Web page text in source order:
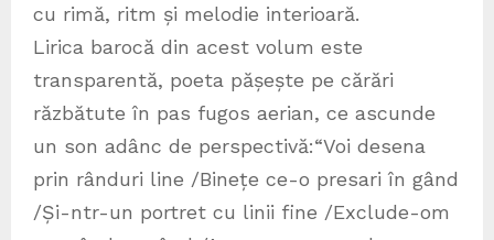
cu rimă, ritm și melodie interioară.
Lirica barocă din acest volum este
transparentă, poeta pășește pe cărări
răzbătute în pas fugos aerian, ce ascunde
un son adânc de perspectivă:“Voi desena
prin rânduri line /Binețe ce-o presari în gând
/Și-ntr-un portret cu linii fine /Exclude-om